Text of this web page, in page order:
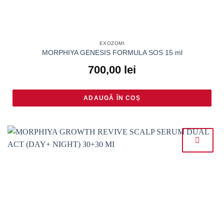
EXOZOMI
MORPHIYA GENESIS FORMULA SOS 15 ml
700,00 lei
ADAUGĂ ÎN COȘ